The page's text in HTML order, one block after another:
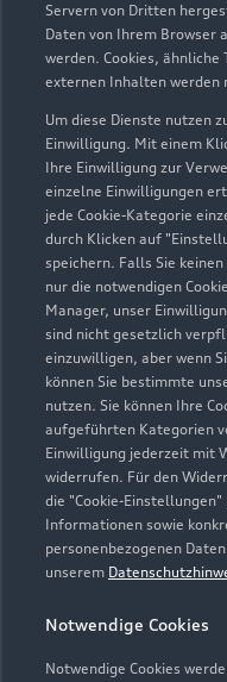
Servern von Dritten
Daten von Ihrem Browser
werden. Cookies, ähnliche
externen Inhalten werden
Um diese Dienste nutzen
Einwilligung. Mit einem
Ihre Einwilligung zur
einzelne Einwilligungen
jede Cookie-Kategorie
durch Klicken auf
speichern. Falls Sie
nur die notwendigen
Manager, unser
sind nicht gesetzlich
einzuwilligen, aber wenn
können Sie bestimmte
nutzen. Sie können Ihre
aufgeführten Kategorien
Einwilligung jederzeit mit
widerrufen. Für den
die "Cookie-
Informationen sowie
personenbezogenen
unserem
Notwendige Cookies
Notwendige Cookies
Verkauf
Geschlossen ,
Service
Geschlossen,
Teile- und
Geschlossen,
Modelle
Alle Modelle